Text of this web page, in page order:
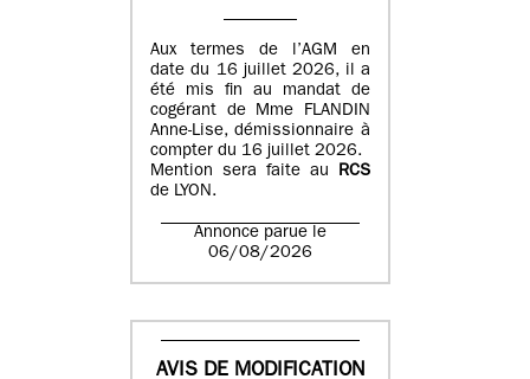
Aux termes de l’AGM en
date du 16 juillet 2026, il a
été mis fin au mandat de
cogérant de Mme FLANDIN
Anne-Lise, démissionnaire à
compter du 16 juillet 2026.
Mention sera faite au RCS
de LYON.
Annonce parue le
06/08/2026
AVIS DE MODIFICATION